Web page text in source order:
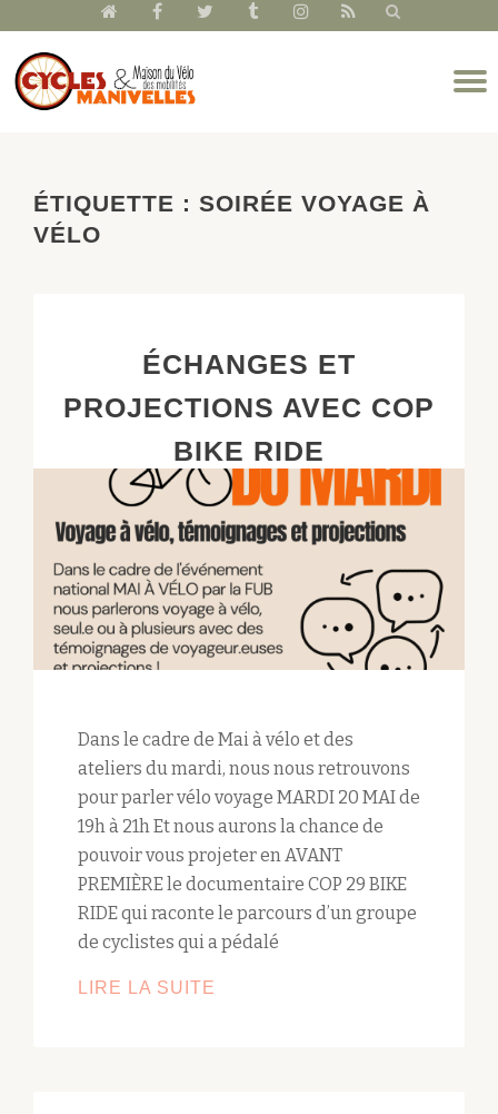
Aller
au
fa-
fa-
fa-
fa-
fa-
fa-
ÉTIQUETTE : SOIRÉE VOYAGE À
VÉLO
ÉCHANGES ET
PROJECTIONS AVEC COP
BIKE RIDE
Dans le cadre de Mai à vélo et des
ateliers du mardi, nous nous retrouvons
pour parler vélo voyage MARDI 20 MAI de
19h à 21h Et nous aurons la chance de
pouvoir vous projeter en AVANT
PREMIÈRE le documentaire COP 29 BIKE
RIDE qui raconte le parcours d’un groupe
de cyclistes qui a pédalé
LIRE LA SUITE